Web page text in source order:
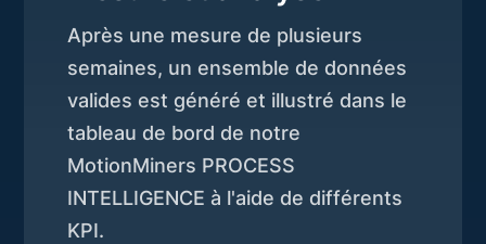
Après une mesure de plusieurs
semaines, un ensemble de données
valides est généré et illustré dans le
tableau de bord de notre
MotionMiners PROCESS
INTELLIGENCE à l'aide de différents
KPI.